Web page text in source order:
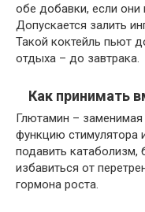
обе добавки, если
Допускается залить
Такой коктейль пьют
отдыха – до завтрака.
Как принимать
Глютамин –
функцию стимулятора
подавить катаболизм,
избавиться от
гормона роста.